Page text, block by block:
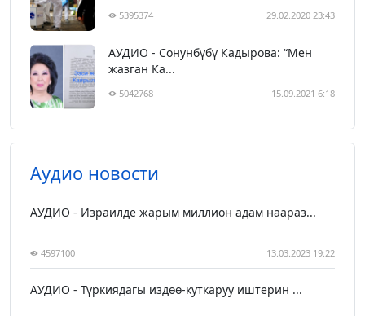
5395374 29.02.2020 23:43
АУДИО - Сонунбүбү Кадырова: “Мен
жазган Ка...
5042768 15.09.2021 6:18
Аудио новости
АУДИО - Израилде жарым миллион адам наараз...
4597100 13.03.2023 19:22
АУДИО - Түркиядагы издөө-куткаруу иштерин ...